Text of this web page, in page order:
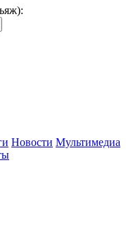
Новости Мультимедиа